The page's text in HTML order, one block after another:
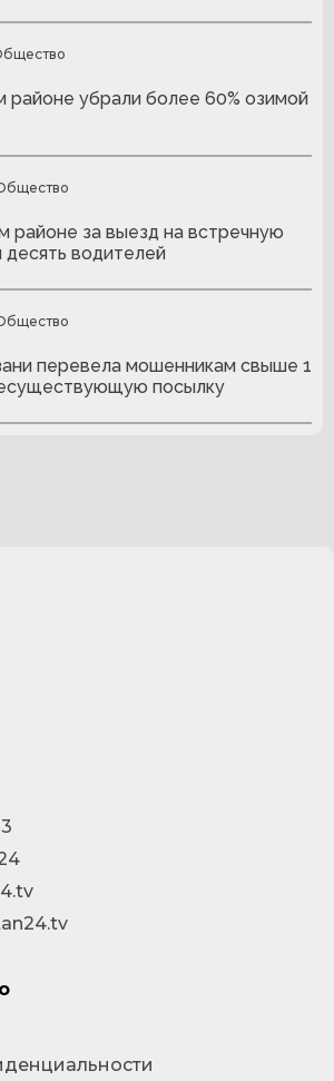
убрали более 60% озимой
районе за выезд на встречную
десять водителей
перевела мошенникам свыше 1
посылку